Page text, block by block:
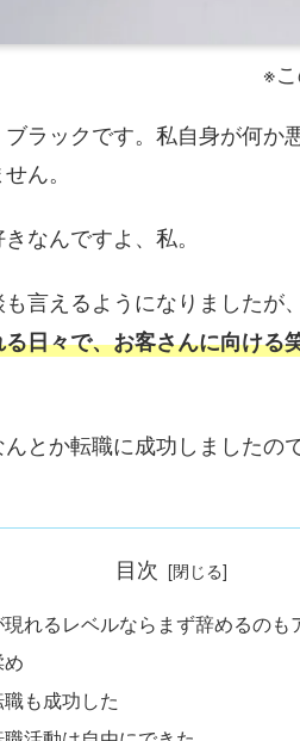
※
ラックです。私自身が何か
ん。
なんですよ、私。
言えるようになりましたが、
日々で、お客さんに向ける
とか転職に成功しましたの
目次
れるレベルならまず辞めるのも
も成功した